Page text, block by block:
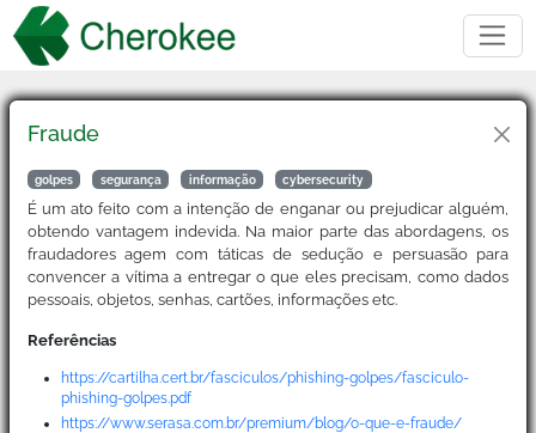
2FA
Sigla para Two-Factor Authentication, é um método de
ACL
Sigla para Access Control List, a lista de permissões que
Fraude
golpes segurança informação cybersecurity
É um ato feito com a intenção de enganar ou prejudicar alguém,
obtendo vantagem indevida. Na maior parte das abordagens, os
fraudadores agem com táticas de sedução e persuasão para
convencer a vítima a entregar o que eles precisam, como dados
pessoais, objetos, senhas, cartões, informações etc.
Referências
https://cartilha.cert.br/fasciculos/phishing-golpes/fasciculo-
phishing-golpes.pdf
https://www.serasa.com.br/premium/blog/o-que-e-fraude/